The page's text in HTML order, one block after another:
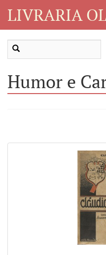
LIVRARIA
Humor e